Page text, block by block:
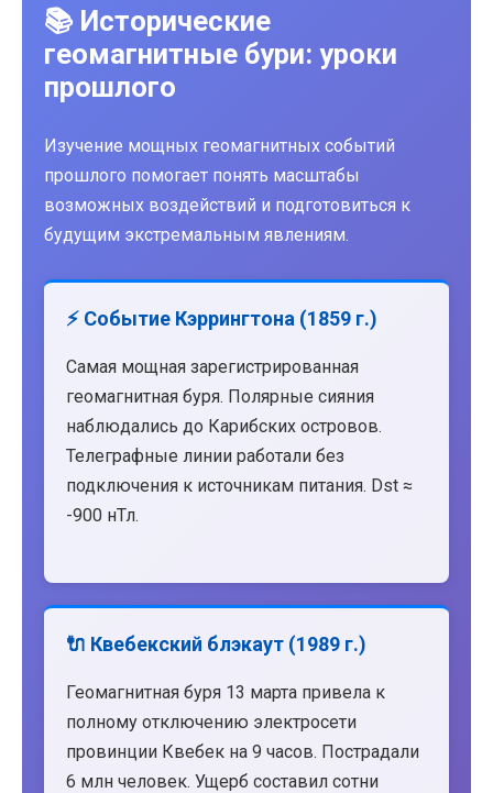
📚 Исторические
геомагнитные бури: уроки
прошлого
Изучение мощных геомагнитных событий
прошлого помогает понять масштабы
возможных воздействий и подготовиться к
будущим экстремальным явлениям.
⚡ Событие Кэррингтона (1859 г.)
Самая мощная зарегистрированная
геомагнитная буря. Полярные сияния
наблюдались до Карибских островов.
Телеграфные линии работали без
подключения к источникам питания. Dst ≈
-900 нТл.
🔌 Квебекский блэкаут (1989 г.)
Геомагнитная буря 13 марта привела к
полному отключению электросети
провинции Квебек на 9 часов. Пострадали
6 млн человек. Ущерб составил сотни